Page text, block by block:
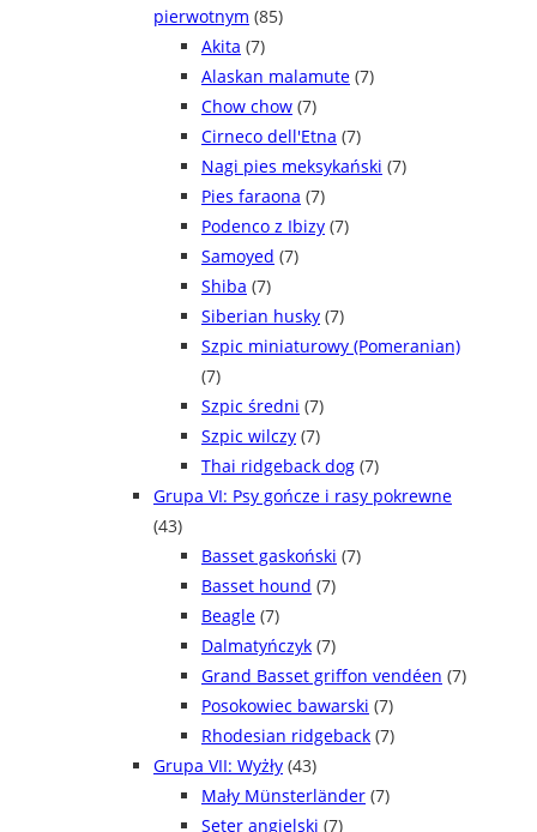
pierwotnym (85)
Akita (7)
Alaskan malamute (7)
Chow chow (7)
Cirneco dell'Etna (7)
Nagi pies meksykański (7)
Pies faraona (7)
Podenco z Ibizy (7)
Samoyed (7)
Shiba (7)
Siberian husky (7)
Szpic miniaturowy (Pomeranian)
(7)
Szpic średni (7)
Szpic wilczy (7)
Thai ridgeback dog (7)
Grupa VI: Psy gończe i rasy pokrewne
(43)
Basset gaskoński (7)
Basset hound (7)
Beagle (7)
Dalmatyńczyk (7)
Grand Basset griffon vendéen (7)
Posokowiec bawarski (7)
Rhodesian ridgeback (7)
Grupa VII: Wyżły (43)
Mały Münsterländer (7)
Seter angielski (7)